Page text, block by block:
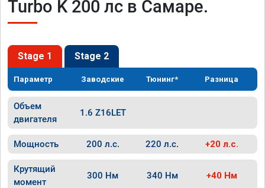
Turbo K 200 лс в Самаре.
Stage 1 Stage 2
Параметр Заводские Тюнинг* Разница
Объем
двигателя
1.6 Z16LET
Мощность 200 л.с. 220 л.с. +20 л.с.
Крутящий
момент
300 Нм 340 Нм +40 Нм